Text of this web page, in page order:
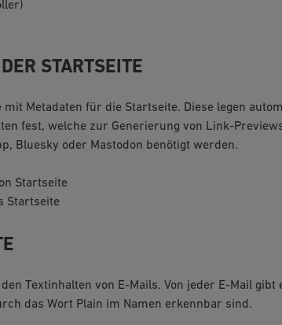
STARTSEITE
mit Metadaten für die Startseite. Diese legen
fest, welche zur Generierung von Link-
Bluesky oder Mastodon benötigt werden.
Startseite
Startseite
Textinhalten von E-Mails. Von jeder E-Mail gibt
das Wort Plain im Namen erkennbar sind.